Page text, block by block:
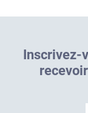
Inscrivez-v
recevoir